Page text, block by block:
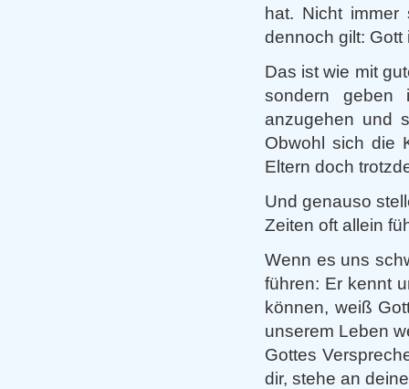
hat. Nicht
dennoch gilt: Gott
Das ist wie mit
sondern geben
anzugehen und
Obwohl sich die
Eltern doch
Und genauso
Zeiten oft allein
Wenn es uns
führen: Er kennt
können, weiß
unserem Leben
Gottes
dir, stehe an